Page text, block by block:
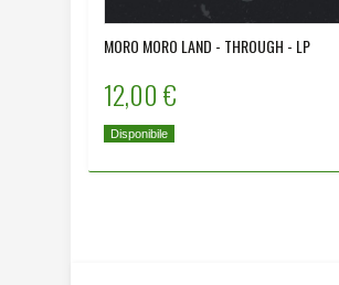
MORO MORO LAND - THROUGH - LP
12,00 €
Disponibile